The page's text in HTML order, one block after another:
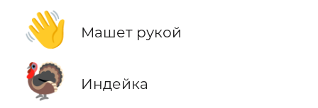
👋 Машет рукой
🦃 Индейка